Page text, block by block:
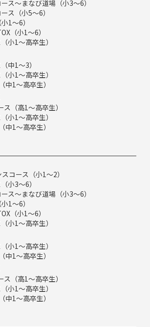
ス～まなび道場（小3～6）
ス（小5～6）
1～6）
（小1～6）
小1～高卒生）
中1～3）
小1～高卒生）
1～高卒生）
（高1～高卒生）
小1～高卒生）
1～高卒生）
コース（小1～2）
小3～6）
ス～まなび道場（小3～6）
1～6）
（小1～6）
小1～高卒生）
小1～高卒生）
1～高卒生）
（高1～高卒生）
小1～高卒生）
1～高卒生）